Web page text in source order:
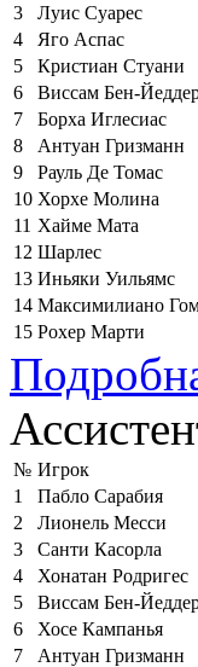
3
Луис Суарес
4
Яго Аспас
5
Кристиан Стуани
6
Виссам Бен-
7
Борха Иглесиас
8
Антуан Гризманн
9
Рауль Де Томас
10 Хорхе Молина
11 Хайме Мата
12 Шарлес
13 Иньяки Уильямс
14 Максимилиано
15 Рохер Марти
№ Игрок
1
Пабло Сарабия
2
Лионель Месси
3
Санти Касорла
4
Хонатан Родригес
5
Виссам Бен-
6
Хосе Кампанья
7
Антуан Гризманн